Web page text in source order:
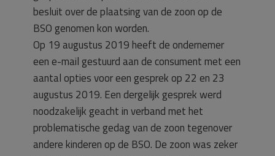
besluit over de plaatsing van de zoon op de
BSO genomen kon worden.
Op 19 augustus 2019 heeft de ondernemer
een e-mail gestuurd aan de consument met een
aantal opties voor een gesprek op 22 en 23
augustus 2019. Een dergelijk gesprek werd
noodzakelijk geacht in verband met het
problematische gedag van de zoon tegenover
andere kinderen op de BSO. De zoon was zeker